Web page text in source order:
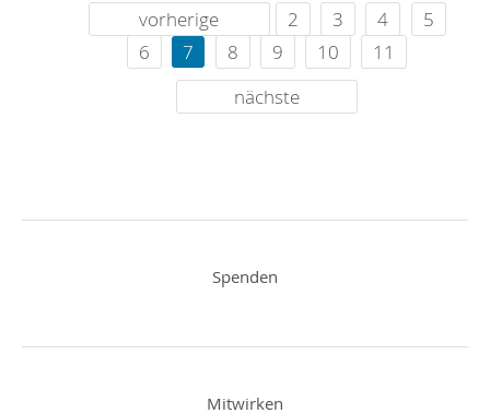
vorherige 2 3 4
5
6
7 8 9 10
11
nächste
Spenden
Mitwirken